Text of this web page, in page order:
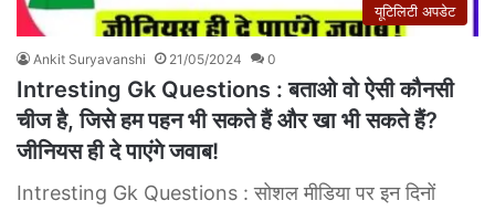
यूटिलिटी अपडेट
Ankit Suryavanshi 21/05/2024 0
Intresting Gk Questions : बताओ वो ऐसी कौनसी
चीज है, जिसे हम पहन भी सकते हैं और खा भी सकते हैं?
जीनियस ही दे पाएंगे जवाब!
Intresting Gk Questions : सोशल मीडिया पर इन दिनों